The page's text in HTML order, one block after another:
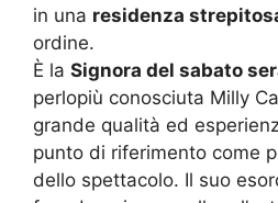
in una residenza
ordine.
È la Signora del sabato
perlopiù conosciuta Milly
grande qualità ed
punto di riferimento come
dello spettacolo. Il suo